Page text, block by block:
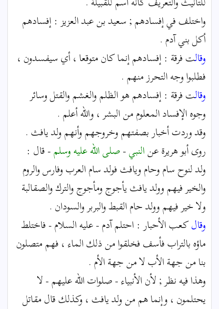
واختلف في إفسادهم ; سعيد بن عبد العزيز : إفسادهم
أكل بني آدم .
وقالت فرقة : إفسادهم إنما كان متوقعا ، أي سيفسدون ،
فطلبوا وجه التحرز منهم .
وقالت فرقة : إفسادهم هو الظلم والغشم والقتل وسائر
وجوه الإفساد المعلوم من البشر ، والله أعلم .
وقد وردت أخبار بصفتهم وخروجهم وأنهم ولد يافث .
روى أبو هريرة عنالنبي-صلى الله عليه وسلم- قال :
ولد لنوح سام وحام ويافث فولد سام العرب وفارس والروم
والخير فيهم وولد يافث يأجوج ومأجوج والترك والصقالبة
ولا خير فيهم وولد حام القبط والبربر والسودان .
وقالكعب الأحبار : احتلم آدم - عليه السلام - فاختلط
ماؤه بالتراب فأسف فخلقوا من ذلك الماء ، فهم متصلون
بنا من جهة الأب لا من جهة الأم .
وهذا فيه نظر ; لأن الأنبياء - صلوات الله عليهم - لا
يحتلمون ، وإنما هم من ولد يافث ، وكذلك قال مقاتل